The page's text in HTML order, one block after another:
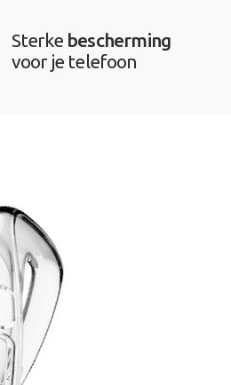
Sterke bescherming
voor je telefoon